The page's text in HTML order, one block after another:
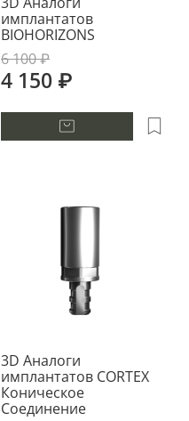
имплантатов
BIOHORIZONS
6 100 ₽
4 150 ₽
3D Аналоги
имплантатов CORTEX
Коническое
Соединение